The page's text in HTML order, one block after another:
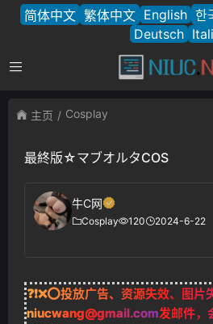
简体中文 繁体中文 English 한
Deutsch
主页 Cosplay
最終版☆マブオルタCOS
牛C网
Cosplay 120 2024-6-22
❓❗❌⭕投放广告、资源失效、图片
niucwang@gmail.com发邮件，